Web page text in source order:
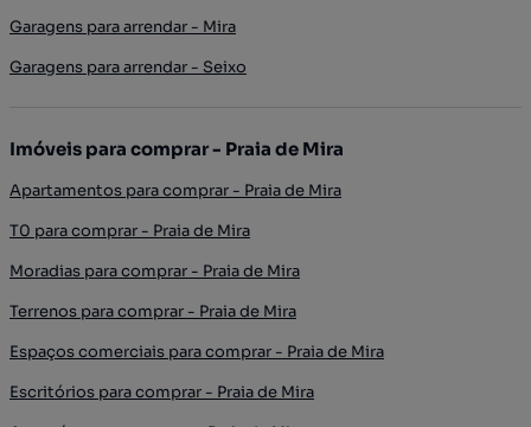
Garagens para arrendar - Mira
Garagens para arrendar - Seixo
Imóveis para comprar - Praia de Mira
Apartamentos para comprar - Praia de Mira
T0 para comprar - Praia de Mira
Moradias para comprar - Praia de Mira
Terrenos para comprar - Praia de Mira
Espaços comerciais para comprar - Praia de Mira
Escritórios para comprar - Praia de Mira